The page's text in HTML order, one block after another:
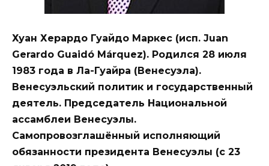
Хуан Херардо Гуайдо Маркес (исп. Juan
Gerardo Guaidó Márquez). Родился 28 июля
1983 года в Ла-Гуайра (Венесуэла).
Венесуэльский политик и государственный
деятель. Председатель Национальной
ассамблеи Венесуэлы.
Самопровозглашённый исполняющий
обязанности президента Венесуэлы (с 23